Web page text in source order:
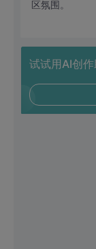
区氛围。
试试用AI创